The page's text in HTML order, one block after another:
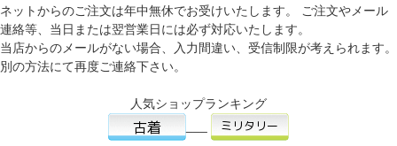
ネットからのご注文は年中無休でお受けいたします。 ご注文やメール
連絡等、当日または翌営業日には必ず対応いたします。
当店からのメールがない場合、入力間違い、受信制限が考えられます。
別の方法にて再度ご連絡下さい。
人気ショップランキング